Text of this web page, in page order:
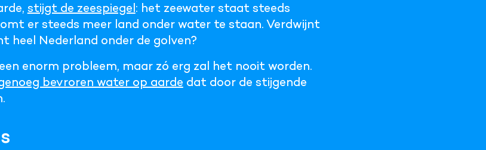
stijgt de zeespiegel: het zeewater staat steeds
er steeds meer land onder water te staan. Verdwijnt
heel Nederland onder de golven?
enorm probleem, maar zó erg zal het nooit worden.
bevroren water op aarde dat door de stijgende